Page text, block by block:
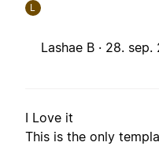
L
Lashae B · 28. sep.
I Love it
This is the only